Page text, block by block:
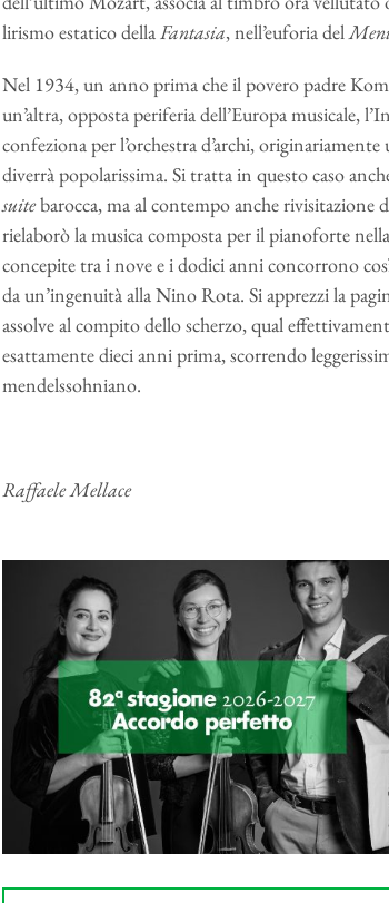
lirismo estatico dellaFantasia, nell’euforia del
Nel 1934, un anno prima che il povero padre
un’altra, opposta periferia dell’Europa musicale,
confeziona per l’orchestra d’archi,
diverrà popolarissima. Si tratta in questo caso
suitebarocca, ma al contempo anche rivisitazione
rielaborò la musica composta per il pianoforte
concepite tra i nove e i dodici anni concorrono
da un’ingenuità alla Nino Rota. Si apprezzi la
assolve al compito dello scherzo, qual
esattamente dieci anni prima, scorrendo
mendelssohniano.
Raffaele Mellace